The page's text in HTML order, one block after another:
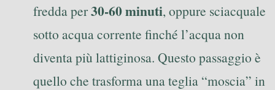
fredda per30-60 minuti, oppure sciacquale
sotto acqua corrente finché l’acqua non
diventa più lattiginosa. Questo passaggio è
quello che trasforma una teglia “moscia” in